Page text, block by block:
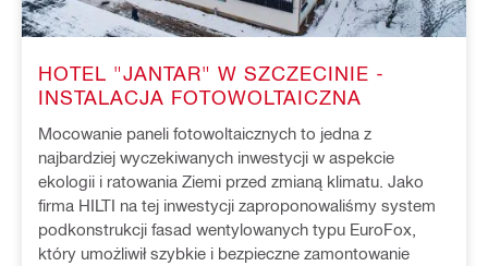
HOTEL "JANTAR" W SZCZECINIE -
INSTALACJA FOTOWOLTAICZNA
Mocowanie paneli fotowoltaicznych to jedna z
najbardziej wyczekiwanych inwestycji w aspekcie
ekologii i ratowania Ziemi przed zmianą klimatu. Jako
firma HILTI na tej inwestycji zaproponowaliśmy system
podkonstrukcji fasad wentylowanych typu EuroFox,
który umożliwił szybkie i bezpieczne zamontowanie